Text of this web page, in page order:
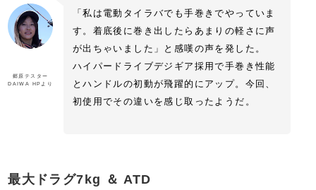
郷原テスター
DAIWA HPより
「私は電動タイラバでも手巻きでやっていま
す。着底後に巻き出したらあまりの軽さに声
が出ちゃいました」と感嘆の声を発した。
ハイパードライブデジギア採用で手巻き性能
とハンドルの初動が飛躍的にアップ。今回、
初使用でその違いを感じ取ったようだ。
最大ドラグ7kg ＆ ATD